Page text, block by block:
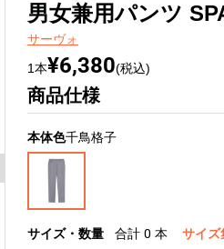
男女兼用パンツ
サーヴォ
1本¥6,380(税込)
商品仕様
本体色千鳥格子
サイズ・数量 合計 0 本 サイズ